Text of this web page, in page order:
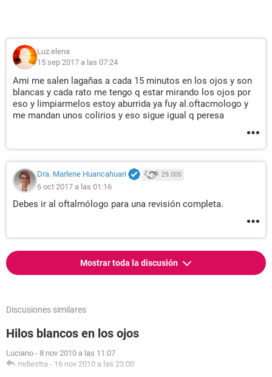
Luz.elena
15 sep 2017 a las 07:24
Ami me salen lagañas a cada 15 minutos en los ojos y son
blancas y cada rato me tengo q estar mirando los ojos por
eso y limpiarmelos estoy aburrida ya fuy al.oftacmologo y
me mandan unos colirios y eso sigue igual q peresa
Dra. Marlene Huancahuari 29.005
6 oct 2017 a las 01:16
Debes ir al oftalmólogo para una revisión completa.
Mostrar toda la discusión
Discusiones similares
Hilos blancos en los ojos
Luciano - 8 nov 2010 a las 11:07
mdiestra - 16 nov 2010 a las 23:00